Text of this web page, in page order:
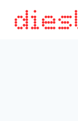
contenido